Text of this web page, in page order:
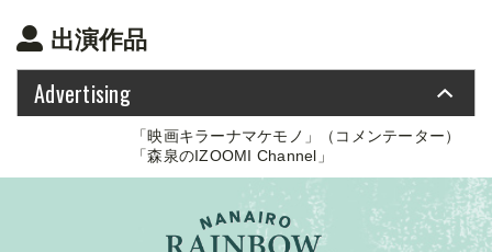
出演作品
Advertising
「映画キラーナマケモノ」（コメンテーター）
「森泉のIZOOMI Channel」